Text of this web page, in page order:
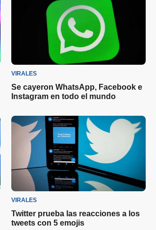
VIRALES
Se cayeron WhatsApp, Facebook e
Instagram en todo el mundo
VIRALES
Twitter prueba las reacciones a los
tweets con 5 emojis